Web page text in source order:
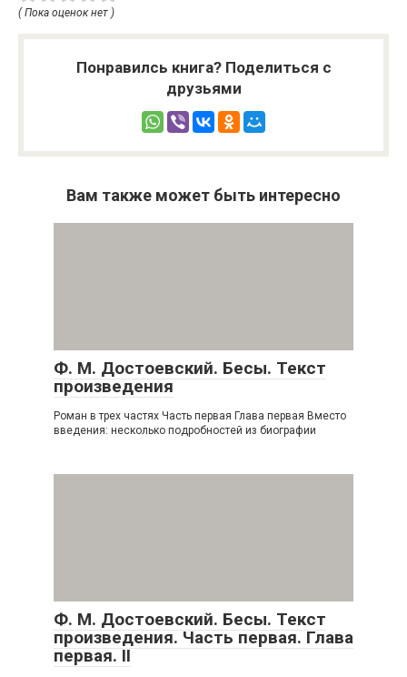
( Пока оценок нет )
Понравилсь книга? Поделиться с
друзьями
Вам также может быть интересно
Ф. М. Достоевский. Бесы. Текст
произведения
Роман в трех частях Часть первая Глава первая Вместо
введения: несколько подробностей из биографии
Ф. М. Достоевский. Бесы. Текст
произведения. Часть первая. Глава
первая. II